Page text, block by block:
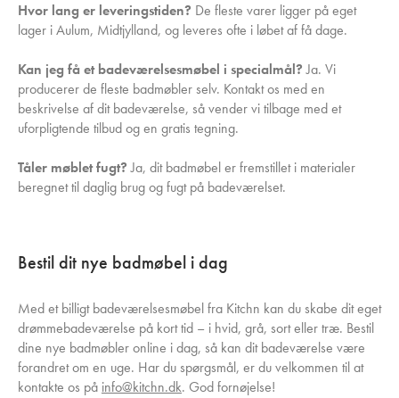
Hvor lang er leveringstiden? De fleste varer ligger på eget
lager i Aulum, Midtjylland, og leveres ofte i løbet af få dage.
Kan jeg få et badeværelsesmøbel i specialmål?Ja. Vi
producerer de fleste badmøbler selv. Kontakt os med en
beskrivelse af dit badeværelse, så vender vi tilbage med et
uforpligtende tilbud og en gratis tegning.
Tåler møblet fugt?Ja, dit badmøbel er fremstillet i materialer
beregnet til daglig brug og fugt på badeværelset.
Bestil dit nye badmøbel i dag
Med et billigt badeværelsesmøbel fra Kitchn kan du skabe dit eget
drømmebadeværelse på kort tid – i hvid, grå, sort eller træ. Bestil
dine nye badmøbler online i dag, så kan dit badeværelse være
forandret om en uge. Har du spørgsmål, er du velkommen til at
kontakte os på info@kitchn.dk. God fornøjelse!